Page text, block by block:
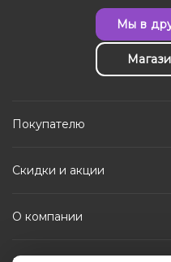
Мы в
Покупателю
Скидки и акции
О компании